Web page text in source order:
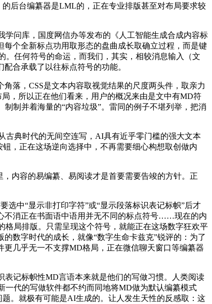
后台编纂器是LML的，正在专业排版甚至对布局要求较
问库，国度网信办等发布的《人工智能生成合成内容标
个全新标点功用取形态的盘曲成长取确立过程，而是键
。任何符号的命运，而我们，其实，相较消息输入（文
合承载了以往标点符号的功能。
落，CSS是文本内容取视觉结果的尺度两头件，取亲力
，所以正在他们看来，用户的概况来由是文中有MD符
制并着海量的“内容垃圾”。雷同的例子不堪列举，把消
典时代的无间空连写，AI具有近乎零门槛的强大文本
，正在这场逆向选择中，不再需要细心构想取创做内
内容的易编纂、易阅读才是首要需要告竣的方针。正
中“显示非打印字符”或“显示段落标识表记标帜”后才
不消正在书面语中语用并无不同的标点符号……现在的内
局排版。只需呈现这个符号，就能正在这场数字狂欢平
数字时代的成长，就像“数字生命卡兹克”锐评的：为了
几乎无一不支撑MD格局，正在微信聊天窗口等编纂器
记标帜性MD言语本来就是他们的写做习惯。人类阅读
代的写做软件都不约而同地将MD做为默认编纂模式
。就极有可能是AI生成的。让人发生天性的反感取：这